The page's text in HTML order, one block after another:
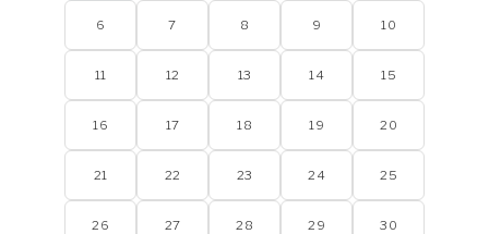
6 7 8 9 10
11 12 13 14 15
16 17 18 19 20
21 22 23 24 25
26 27 28 29 30